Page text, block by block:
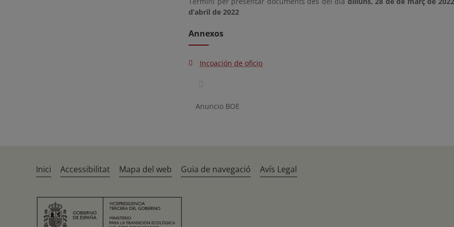
d’abril de 2022
Annexos
Incoación de oficio
Anuncio BOE
Inici Accessibilitat Mapa del web Guia de navegació Avís Legal